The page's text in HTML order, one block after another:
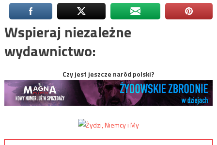
Wspieraj niezależne
wydawnictwo:
Czy jest jeszcze naród polski?